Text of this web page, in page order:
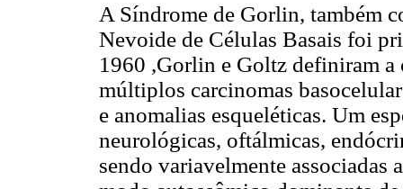
A Síndrome de Gorlin, também
Nevoide de Células Basais foi
1960 ,Gorlin e Goltz definiram
múltiplos carcinomas
e anomalias esqueléticas. Um
neurológicas, oftálmicas,
sendo variavelmente associadas